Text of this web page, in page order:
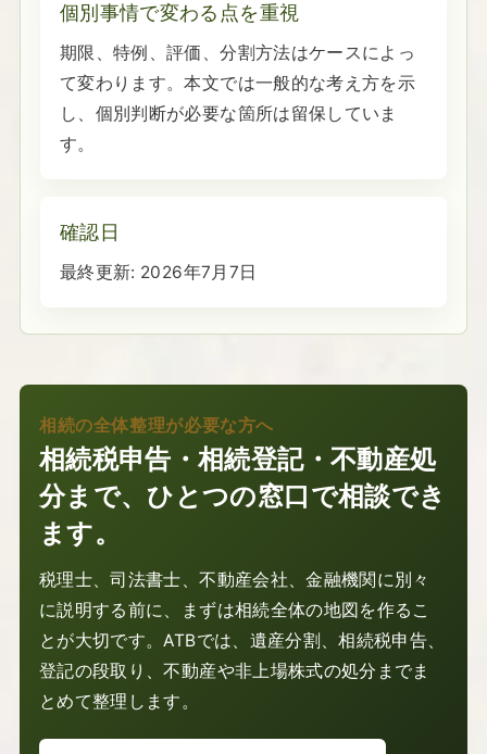
個別事情で変わる点を重視
期限、特例、評価、分割方法はケースによっ
て変わります。本文では一般的な考え方を示
し、個別判断が必要な箇所は留保していま
す。
確認日
最終更新: 2026年7月7日
相続の全体整理が必要な方へ
相続税申告・相続登記・不動産処
分まで、ひとつの窓口で相談でき
ます。
税理士、司法書士、不動産会社、金融機関に別々
に説明する前に、まずは相続全体の地図を作るこ
とが大切です。ATBでは、遺産分割、相続税申告、
登記の段取り、不動産や非上場株式の処分までま
とめて整理します。